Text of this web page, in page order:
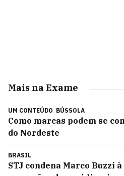
Mais na Exame
UM CONTEÚDO BÚSSOLA
Como marcas podem se
do Nordeste
BRASIL
STJ condena Marco Buzzi